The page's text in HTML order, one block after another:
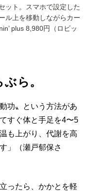
ット。スマホで設定した
ル上を移動しながらカー
plus 8,980円（ロビッ
ら。
功〟という方法があ
すぐ体と手足を4〜5
も上がり、代謝を高
」（瀬戸郁保さ
ったら、かかとを軽